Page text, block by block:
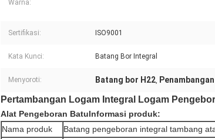
Warna:
Sertifikasi: ISO9001
Kata Kunci: Batang Bor Integral
Menyoroti: Batang bor H22,
Pertambangan Logam Integral Logam
Alat Pengeboran BatuInformasi produk:
Nama produk
Batang pengeboran integral tambang